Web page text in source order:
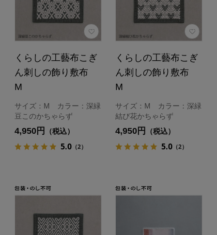
くらしの工藝布こぎ
ん刺しの飾り敷布
M
サイズ：M カラー：深緑
豆このかちゃらず
4,950円 （税込）
5.0（2）
くらしの工藝布こぎ
ん刺しの飾り敷布
M
サイズ：M カラー：深緑
結び花かちゃらず
4,950円 （税込）
5.0（2）